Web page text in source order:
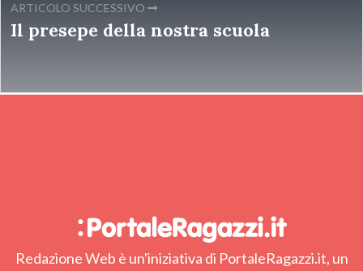
ARTICOLO SUCCESSIVO
Il presepe della nostra scuola
Redazione Web è un'iniziativa di PortaleRagazzi.it, un